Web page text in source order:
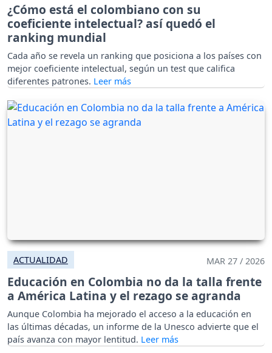
¿Cómo está el colombiano con su
coeficiente intelectual? así quedó el
ranking mundial
Cada año se revela un ranking que posiciona a los países con
mejor coeficiente intelectual, según un test que califica
diferentes patrones.
ACTUALIDAD MAR 27 / 2026
Educación en Colombia no da la talla frente
a América Latina y el rezago se agranda
Aunque Colombia ha mejorado el acceso a la educación en
las últimas décadas, un informe de la Unesco advierte que el
país avanza con mayor lentitud.